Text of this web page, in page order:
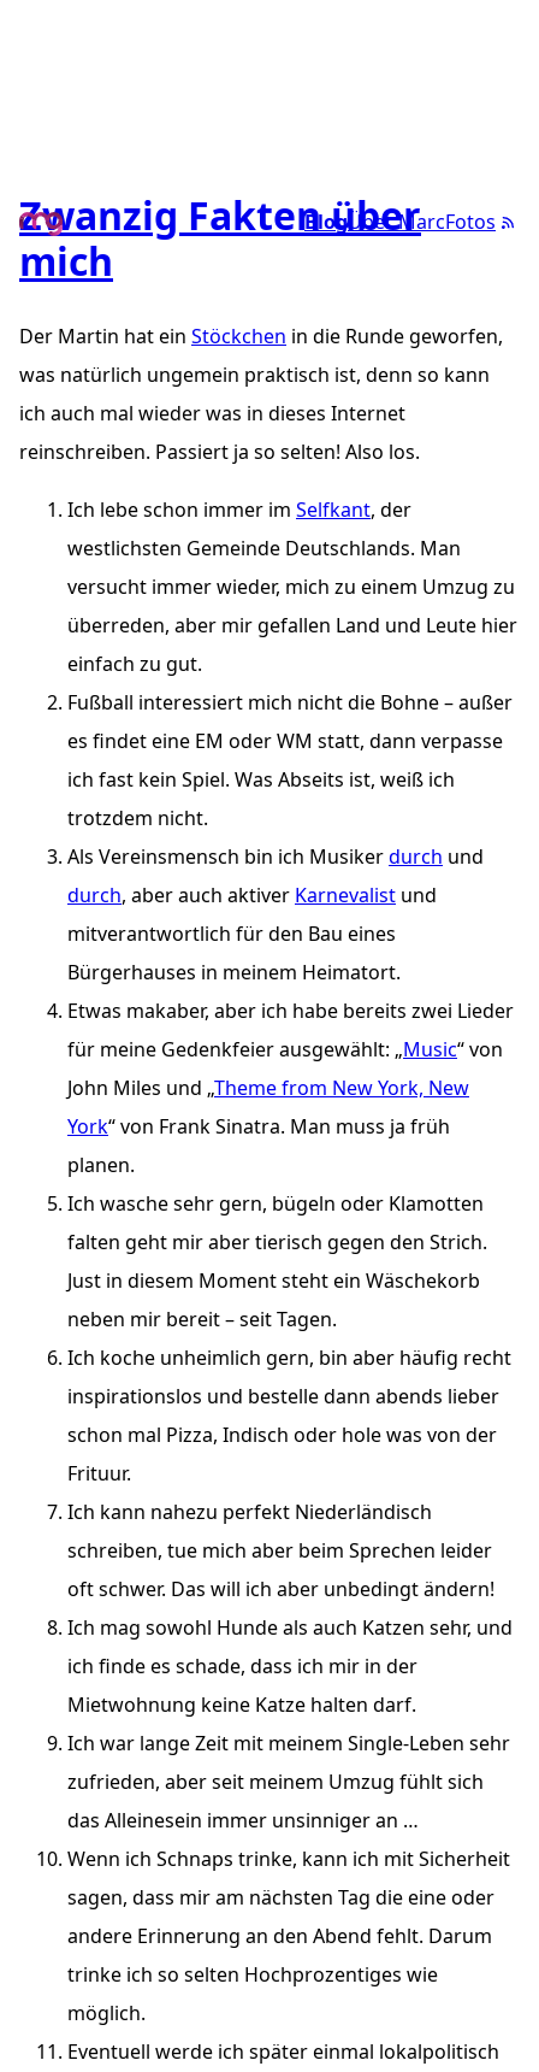
BlogÜber MarcFotos
Zwanzig Fakten über
mich
Der Martin hat ein Stöckchen in die Runde geworfen,
was natürlich ungemein praktisch ist, denn so kann
ich auch mal wieder was in dieses Internet
reinschreiben. Passiert ja so selten! Also los.
Ich lebe schon immer im Selfkant, der
westlichsten Gemeinde Deutschlands. Man
versucht immer wieder, mich zu einem Umzug zu
überreden, aber mir gefallen Land und Leute hier
einfach zu gut.
Fußball interessiert mich nicht die Bohne – außer
es findet eine EM oder WM statt, dann verpasse
ich fast kein Spiel. Was Abseits ist, weiß ich
trotzdem nicht.
Als Vereinsmensch bin ich Musikerdurch und
durch, aber auch aktiver Karnevalist und
mitverantwortlich für den Bau eines
Bürgerhauses in meinem Heimatort.
Etwas makaber, aber ich habe bereits zwei Lieder
für meine Gedenkfeier ausgewählt: „Music“ von
John Miles und „Theme from New York, New
York“ von Frank Sinatra. Man muss ja früh
planen.
Ich wasche sehr gern, bügeln oder Klamotten
falten geht mir aber tierisch gegen den Strich.
Just in diesem Moment steht ein Wäschekorb
neben mir bereit – seit Tagen.
Ich koche unheimlich gern, bin aber häufig recht
inspirationslos und bestelle dann abends lieber
schon mal Pizza, Indisch oder hole was von der
Frituur.
Ich kann nahezu perfekt Niederländisch
schreiben, tue mich aber beim Sprechen leider
oft schwer. Das will ich aber unbedingt ändern!
Ich mag sowohl Hunde als auch Katzen sehr, und
ich finde es schade, dass ich mir in der
Mietwohnung keine Katze halten darf.
Ich war lange Zeit mit meinem Single-Leben sehr
zufrieden, aber seit meinem Umzug fühlt sich
das Alleinesein immer unsinniger an …
Wenn ich Schnaps trinke, kann ich mit Sicherheit
sagen, dass mir am nächsten Tag die eine oder
andere Erinnerung an den Abend fehlt. Darum
trinke ich so selten Hochprozentiges wie
möglich.
Eventuell werde ich später einmal lokalpolitisch